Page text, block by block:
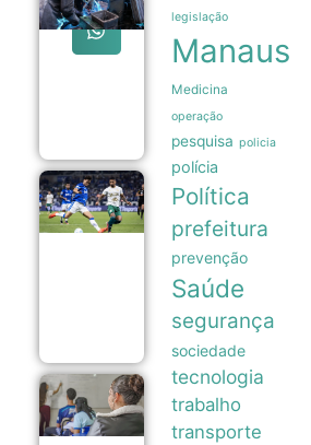
ano é
insuficiente
para
a indústria
brasileira
05/08
Copa do
Brasil:
Cruzeiro
e Grêmio
avançam
quartas
de final
05/08
2025
registra
legislação
Manaus
Medicina
operação
pesquisa policia
polícia
Política
prefeitura
prevenção
Saúde
segurança
sociedade
tecnologia
trabalho
transporte